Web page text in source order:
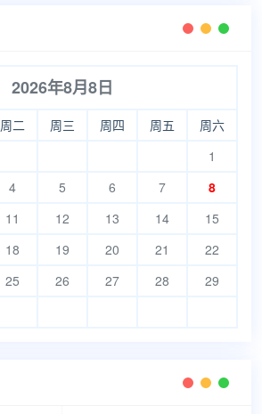
2026年8月8日
周二 周三 周四 周五
周六
1
4 5 6 7
8
11 12 13 14
15
18 19 20 21
22
25 26 27 28
29